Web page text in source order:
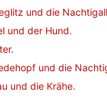
und die
und der Hund.
und die
und die Krähe.